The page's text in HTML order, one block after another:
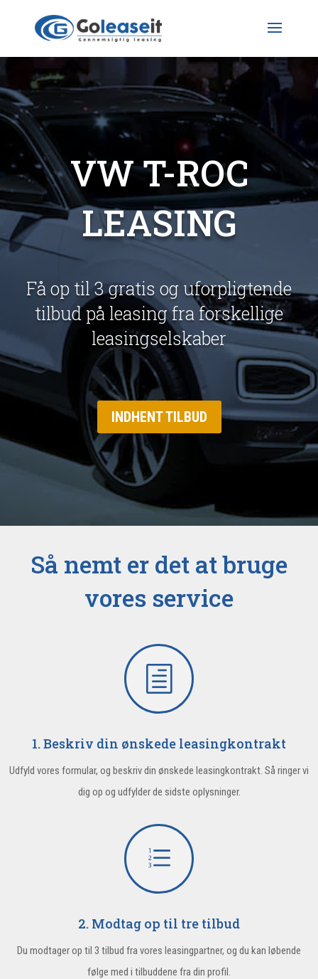
VW T-ROC
LEASING
Få op til 3 gratis og uforpligtende
tilbud på leasing fra forskellige
leasingselskaber
INDHENT TILBUD
Så nemt er det at bruge
vores service
h
1. Beskriv din ønskede leasingkontrakt
Udfyld vores formular, og beskriv din ønskede leasingkontrakt. Så ringer vi
dig op og udfylder de sidste oplysninger.
e
2. Modtag op til tre tilbud
Du modtager op til 3 tilbud fra vores leasingpartner, og du kan løbende
følge med i tilbuddene fra din profil.